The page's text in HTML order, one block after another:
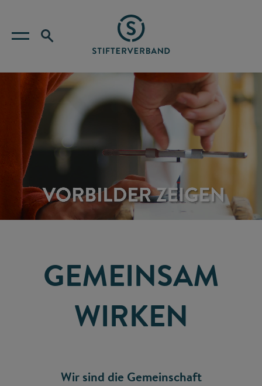
GEMEINSAM
WIRKEN
Wir sind die Gemeinschaft